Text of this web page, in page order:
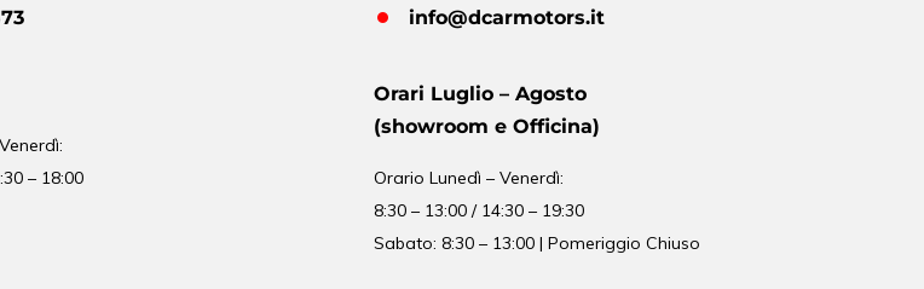
– 18:00
info@dcarmotors.it
Orari Luglio – Agosto
(showroom e Officina)
OrarioLunedì – Venerdì:
8:30 – 13:00 / 14:30 – 19:30
Sabato: 8:30 – 13:00 | Pomeriggio Chiuso